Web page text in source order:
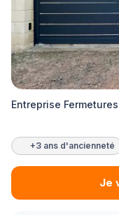
Entreprise
+3 ans d'ancienneté
Je